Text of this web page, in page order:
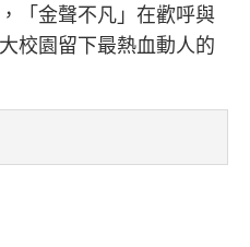
「金聲不凡」在歡呼與
校園留下最熱血動人的